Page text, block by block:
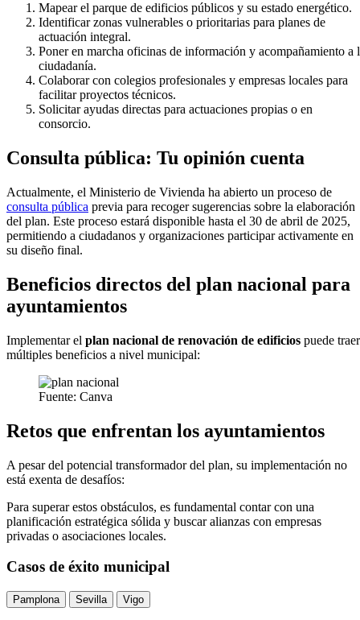
Mapear el parque de edificios públicos y su estado energético.
Identificar zonas vulnerables o prioritarias para planes de
actuación integral.
Poner en marcha oficinas de información y acompañamiento a
ciudadanía.
Colaborar con colegios profesionales y empresas locales para
facilitar proyectos técnicos.
Solicitar ayudas directas para actuaciones propias o en
consorcio.
Consulta pública: Tu opinión cuenta
Actualmente, el Ministerio de Vivienda ha abierto un proceso de
consulta pública previa para recoger sugerencias sobre la elaboración
del plan. Este proceso estará disponible hasta el 30 de abril de 2025,
permitiendo a ciudadanos y organizaciones participar activamente en
su diseño final.
Beneficios directos del plan nacional para
ayuntamientos
Implementar el plan nacional de renovación de edificios puede traer
múltiples beneficios a nivel municipal:
Fuente: Canva
Retos que enfrentan los ayuntamientos
A pesar del potencial transformador del plan, su implementación no
está exenta de desafíos:
Para superar estos obstáculos, es fundamental contar con una
planificación estratégica sólida y buscar alianzas con empresas
privadas o asociaciones locales.
Casos de éxito municipal
Pamplona Sevilla Vigo